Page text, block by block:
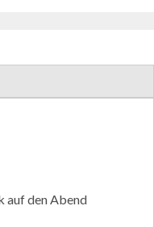
auf den Abend